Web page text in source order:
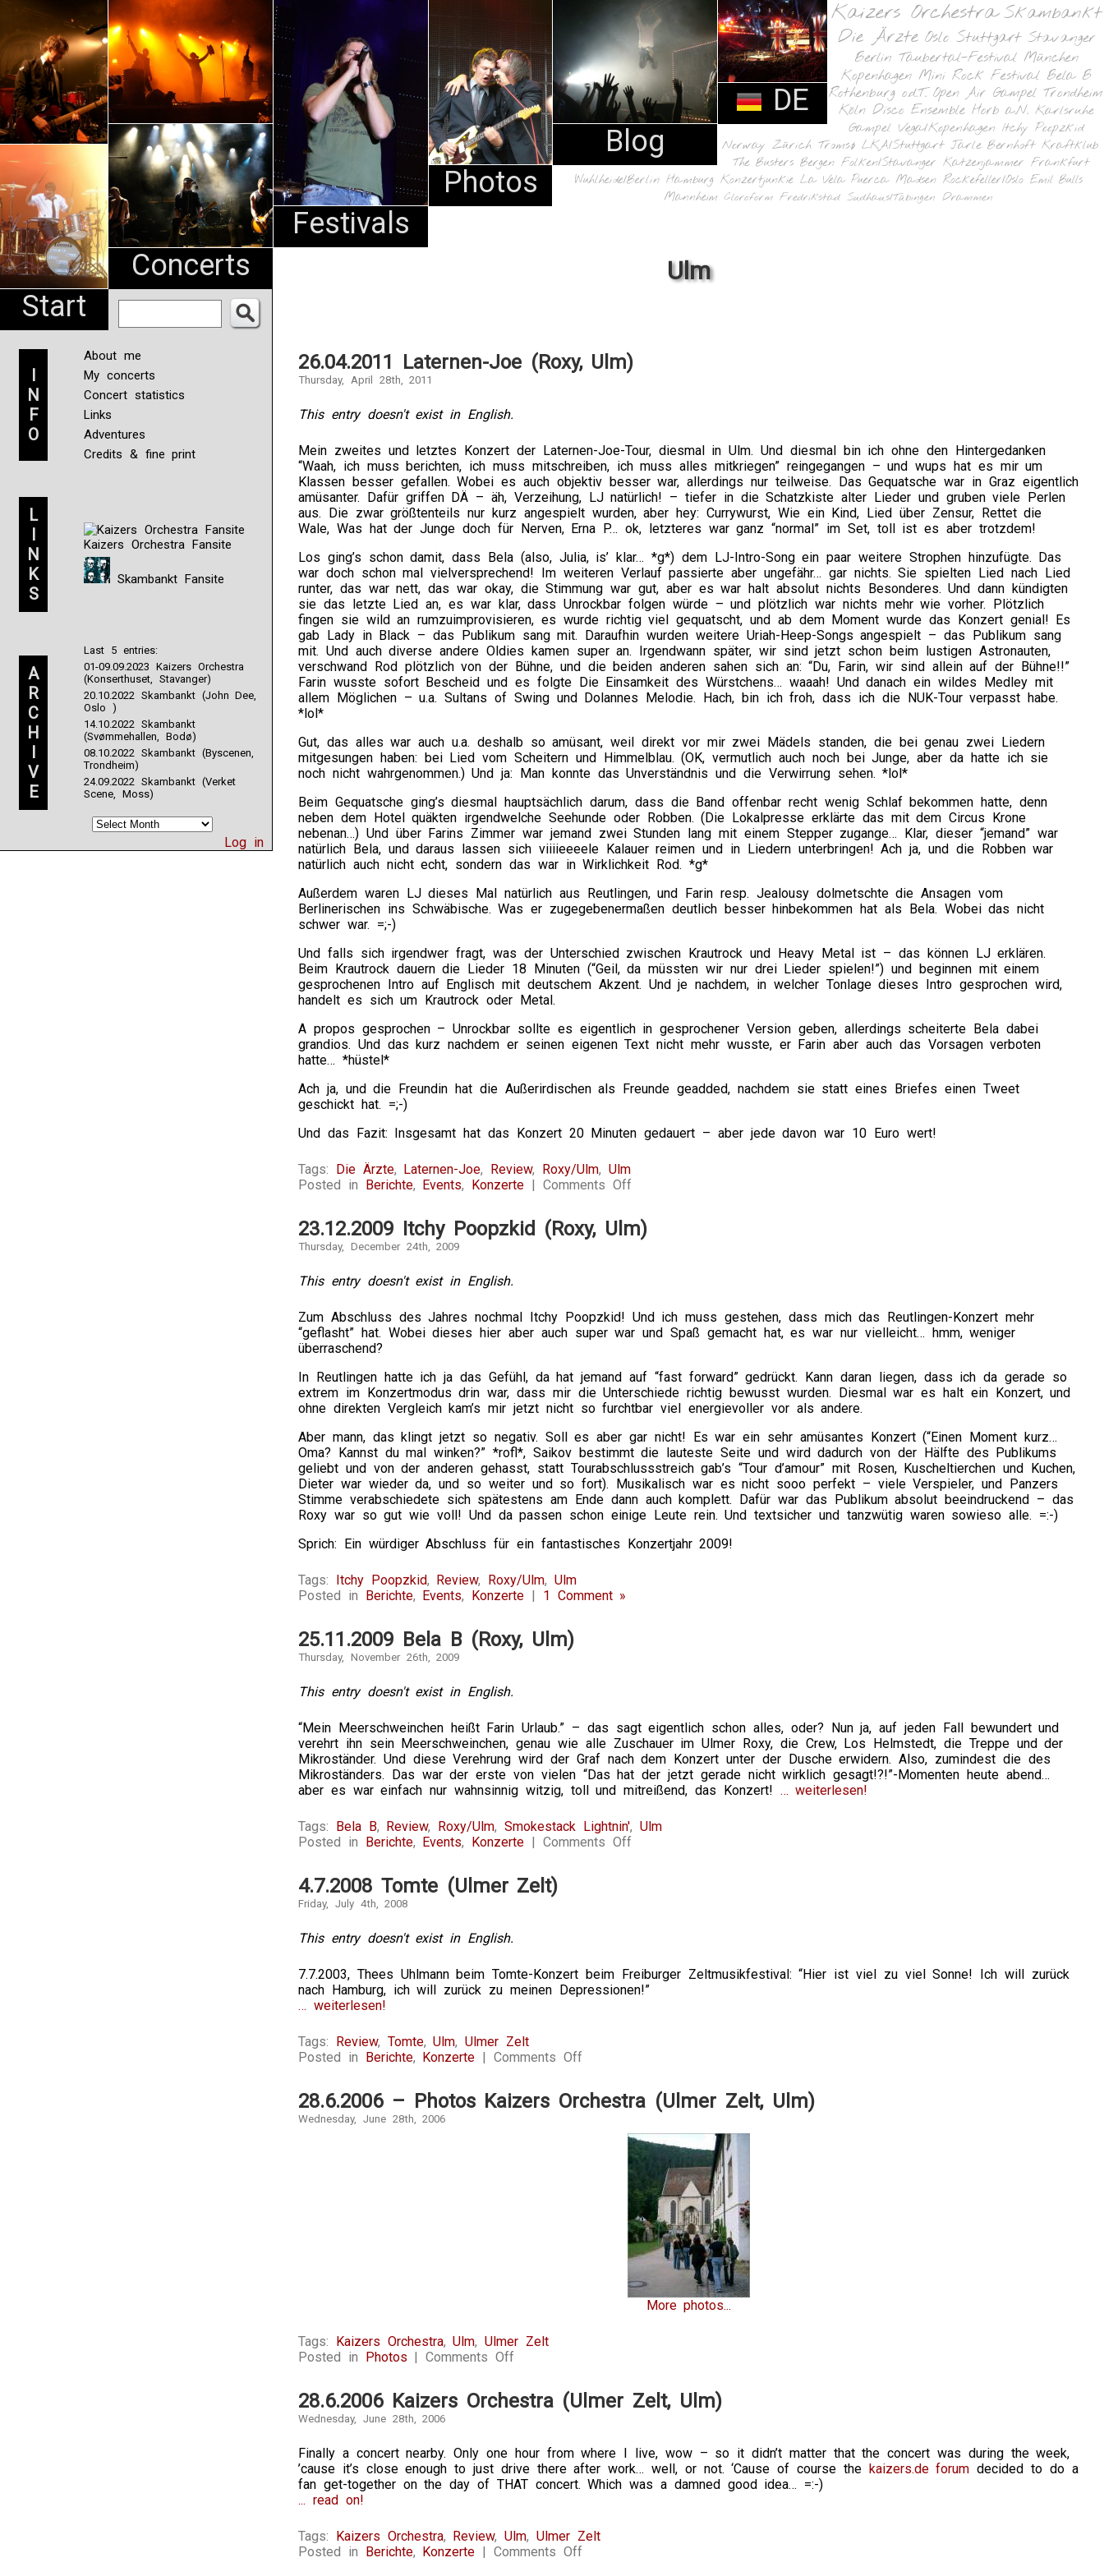
Start
Concerts
Festivals
Photos
Blog
DE
Pharma
NL
Kaizers Orchestra Skambankt
Die Ärzte Oslo Stuttgart Stavanger
Berlin Taubertal-Festival München
Kopenhagen Mini Rock Festival Bela B
Rothenburg o.d.T. Open Air Gampel Trondheim
Köln Disco Ensemble Horb a.N. Karlsruhe
Gampel Vega/Kopenhagen Itchy Poopzkid
Norway Zürich Tromsø LKA/Stuttgart Jarle Bernhoft Kraftklub
The Busters Bergen Folken/Stavanger Katzenjammer Frankfurt
Wuhlheide/Berlin Hamburg Konzertjunkie La Vela Puerca Madsen Rockefeller/Oslo Emil Bulls
Mannheim Cloroform Fredrikstad Sudhaus/Tübingen Drammen
I
N
F
O
About me
My concerts
Concert statistics
Links
Adventures
Credits & fine print
L
I
N
K
S
Kaizers Orchestra Fansite
Skambankt Fansite
A
R
C
H
I
V
E
Last 5 entries:
01-09.09.2023 Kaizers Orchestra
(Konserthuset, Stavanger)
20.10.2022 Skambankt (John Dee,
Oslo )
14.10.2022 Skambankt
(Svømmehallen, Bodø)
08.10.2022 Skambankt (Byscenen,
Trondheim)
24.09.2022 Skambankt (Verket
Scene, Moss)
Log in
Ulm
26.04.2011 Laternen-Joe (Roxy, Ulm)
Thursday, April 28th, 2011
This entry doesn't exist in English.
Mein zweites und letztes Konzert der Laternen-Joe-Tour, diesmal in Ulm. Und diesmal bin ich ohne den Hintergedanken
“Waah, ich muss berichten, ich muss mitschreiben, ich muss alles mitkriegen” reingegangen – und wups hat es mir um
Klassen besser gefallen. Wobei es auch objektiv besser war, allerdings nur teilweise. Das Gequatsche war in Graz eigentlich
amüsanter. Dafür griffen DÄ – äh, Verzeihung, LJ natürlich! – tiefer in die Schatzkiste alter Lieder und gruben viele Perlen
aus. Die zwar größtenteils nur kurz angespielt wurden, aber hey: Currywurst, Wie ein Kind, Lied über Zensur, Rettet die
Wale, Was hat der Junge doch für Nerven, Erna P… ok, letzteres war ganz “normal” im Set, toll ist es aber trotzdem!
Los ging’s schon damit, dass Bela (also, Julia, is’ klar… *g*) dem LJ-Intro-Song ein paar weitere Strophen hinzufügte. Das
war doch schon mal vielversprechend! Im weiteren Verlauf passierte aber ungefähr… gar nichts. Sie spielten Lied nach Lied
runter, das war nett, das war okay, die Stimmung war gut, aber es war halt absolut nichts Besonderes. Und dann kündigten
sie das letzte Lied an, es war klar, dass Unrockbar folgen würde – und plötzlich war nichts mehr wie vorher. Plötzlich
fingen sie wild an rumzuimprovisieren, es wurde richtig viel gequatscht, und ab dem Moment wurde das Konzert genial! Es
gab Lady in Black – das Publikum sang mit. Daraufhin wurden weitere Uriah-Heep-Songs angespielt – das Publikum sang
mit. Und auch diverse andere Oldies kamen super an. Irgendwann später, wir sind jetzt schon beim lustigen Astronauten,
verschwand Rod plötzlich von der Bühne, und die beiden anderen sahen sich an: “Du, Farin, wir sind allein auf der Bühne!!”
Farin wusste sofort Bescheid und es folgte Die Einsamkeit des Würstchens… waaah! Und danach ein wildes Medley mit
allem Möglichen – u.a. Sultans of Swing und Dolannes Melodie. Hach, bin ich froh, dass ich die NUK-Tour verpasst habe.
*lol*
Gut, das alles war auch u.a. deshalb so amüsant, weil direkt vor mir zwei Mädels standen, die bei genau zwei Liedern
mitgesungen haben: bei Lied vom Scheitern und Himmelblau. (OK, vermutlich auch noch bei Junge, aber da hatte ich sie
noch nicht wahrgenommen.) Und ja: Man konnte das Unverständnis und die Verwirrung sehen. *lol*
Beim Gequatsche ging’s diesmal hauptsächlich darum, dass die Band offenbar recht wenig Schlaf bekommen hatte, denn
neben dem Hotel quäkten irgendwelche Seehunde oder Robben. (Die Lokalpresse erklärte das mit dem Circus Krone
nebenan…) Und über Farins Zimmer war jemand zwei Stunden lang mit einem Stepper zugange… Klar, dieser “jemand” war
natürlich Bela, und daraus lassen sich viiiieeeele Kalauer reimen und in Liedern unterbringen! Ach ja, und die Robben war
natürlich auch nicht echt, sondern das war in Wirklichkeit Rod. *g*
Außerdem waren LJ dieses Mal natürlich aus Reutlingen, und Farin resp. Jealousy dolmetschte die Ansagen vom
Berlinerischen ins Schwäbische. Was er zugegebenermaßen deutlich besser hinbekommen hat als Bela. Wobei das nicht
schwer war. =;-)
Und falls sich irgendwer fragt, was der Unterschied zwischen Krautrock und Heavy Metal ist – das können LJ erklären.
Beim Krautrock dauern die Lieder 18 Minuten (“Geil, da müssten wir nur drei Lieder spielen!”) und beginnen mit einem
gesprochenen Intro auf Englisch mit deutschem Akzent. Und je nachdem, in welcher Tonlage dieses Intro gesprochen wird,
handelt es sich um Krautrock oder Metal.
A propos gesprochen – Unrockbar sollte es eigentlich in gesprochener Version geben, allerdings scheiterte Bela dabei
grandios. Und das kurz nachdem er seinen eigenen Text nicht mehr wusste, er Farin aber auch das Vorsagen verboten
hatte… *hüstel*
Ach ja, und die Freundin hat die Außerirdischen als Freunde geadded, nachdem sie statt eines Briefes einen Tweet
geschickt hat. =;-)
Und das Fazit: Insgesamt hat das Konzert 20 Minuten gedauert – aber jede davon war 10 Euro wert!
Tags: Die Ärzte, Laternen-Joe, Review, Roxy/Ulm, Ulm
Posted in Berichte, Events, Konzerte | Comments Offon
Laternen-
Joe
23.12.2009 Itchy Poopzkid (Roxy, Ulm)
Thursday, December 24th, 2009
This entry doesn't exist in English.
Zum Abschluss des Jahres nochmal Itchy Poopzkid! Und ich muss gestehen, dass mich das Reutlingen-Konzert mehr
“geflasht” hat. Wobei dieses hier aber auch super war und Spaß gemacht hat, es war nur vielleicht… hmm, weniger
überraschend?
In Reutlingen hatte ich ja das Gefühl, da hat jemand auf “fast forward” gedrückt. Kann daran liegen, dass ich da gerade so
extrem im Konzertmodus drin war, dass mir die Unterschiede richtig bewusst wurden. Diesmal war es halt ein Konzert, und
ohne direkten Vergleich kam’s mir jetzt nicht so furchtbar viel energievoller vor als andere.
Aber mann, das klingt jetzt so negativ. Soll es aber gar nicht! Es war ein sehr amüsantes Konzert (“Einen Moment kurz…
Oma? Kannst du mal winken?” *rofl*, Saikov bestimmt die lauteste Seite und wird dadurch von der Hälfte des Publikums
geliebt und von der anderen gehasst, statt Tourabschlussstreich gab’s “Tour d’amour” mit Rosen, Kuscheltierchen und Kuchen,
Dieter war wieder da, und so weiter und so fort). Musikalisch war es nicht sooo perfekt – viele Verspieler, und Panzers
Stimme verabschiedete sich spätestens am Ende dann auch komplett. Dafür war das Publikum absolut beeindruckend – das
Roxy war so gut wie voll! Und da passen schon einige Leute rein. Und textsicher und tanzwütig waren sowieso alle. =:-)
Sprich: Ein würdiger Abschluss für ein fantastisches Konzertjahr 2009!
Tags: Itchy Poopzkid, Review, Roxy/Ulm,Ulm
Posted in Berichte, Events, Konzerte | 1 Comment »
25.11.2009 Bela B (Roxy, Ulm)
Thursday, November 26th, 2009
This entry doesn't exist in English.
“Mein Meerschweinchen heißt Farin Urlaub.” – das sagt eigentlich schon alles, oder? Nun ja, auf jeden Fall bewundert und
verehrt ihn sein Meerschweinchen, genau wie alle Zuschauer im Ulmer Roxy, die Crew, Los Helmstedt, die Treppe und der
Mikroständer. Und diese Verehrung wird der Graf nach dem Konzert unter der Dusche erwidern. Also, zumindest die des
Mikroständers. Das war der erste von vielen “Das hat der jetzt gerade nicht wirklich gesagt!?!”-Momenten heute abend…
aber es war einfach nur wahnsinnig witzig, toll und mitreißend, das Konzert! … weiterlesen!
Tags: Bela B, Review, Roxy/Ulm,Smokestack Lightnin', Ulm
Posted in Berichte, Events, Konzerte | Comments Offon
4.7.2008 Tomte (Ulmer Zelt)
Friday, July 4th, 2008
This entry doesn't exist in English.
7.7.2003, Thees Uhlmann beim Tomte-Konzert beim Freiburger Zeltmusikfestival: “Hier ist viel zu viel Sonne! Ich will zurück
nach Hamburg, ich will zurück zu meinen Depressionen!”
… weiterlesen!
Tags: Review, Tomte,Ulm,Ulmer Zelt
Posted in Berichte, Konzerte |Comments Offon
(Ulmer
28.6.2006 – Photos Kaizers Orchestra (Ulmer Zelt, Ulm)
Wednesday, June 28th, 2006
More photos...
Tags: Kaizers Orchestra,Ulm,Ulmer Zelt
Posted in Photos |Comments Off
Photos
(Ulmer
Zelt,
Ulm)
28.6.2006 Kaizers Orchestra (Ulmer Zelt, Ulm)
Wednesday, June 28th, 2006
Finally a concert nearby. Only one hour from where I live, wow – so it didn’t matter that the concert was during the week,
’cause it’s close enough to just drive there after work… well, or not. ‘Cause of course the kaizers.de forum decided to do a
fan get-together on the day of THAT concert. Which was a damned good idea… =:-)
... read on!
Tags: Kaizers Orchestra, Review,Ulm,Ulmer Zelt
Posted in Berichte, Konzerte |Comments Offon